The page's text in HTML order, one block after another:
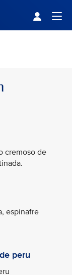
cremoso de
espinafre
peru